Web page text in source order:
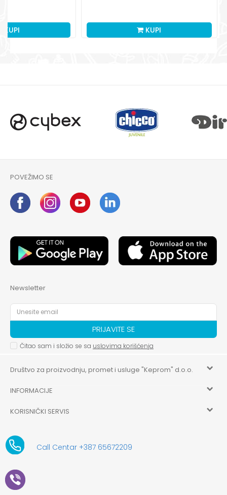
KUPI KUPI
POVEŽIMO SE
Newsletter
PRIJAVITE SE
Čitao sam i složio se sa uslovima korišćenja
Društvo za proizvodnju, promet i usluge "Keprom" d.o.o.
HILANDARSKA 32, ISTOČNO NOVO SARAJEVO, ISTOČNO
aksaonlinebih@aksabih.ba
5514802214205743
61-01-0052-11
11079253
INFORMACIJE
Zaposlenje
Saradnja
KORISNIČKI SERVIS
Uslovi korišćenja i prodaje
Kako kupiti
Call Centar +387 65672209